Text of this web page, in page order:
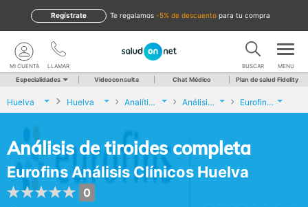
te regalamos -5% de descuento para tu compra
Regístrate
LLAMAR
MI CUENTA BUSCAR MENU
Especialidades Videoconsulta Chat Médico Plan de salud Fidelity
Huelva Huelva Analíticas y Genética Análisis de tiroides completa Eurofins Análisis Clínicos Huelva
Análisis de tiroides completa
Eurofins Análisis Clínicos Huelva
0